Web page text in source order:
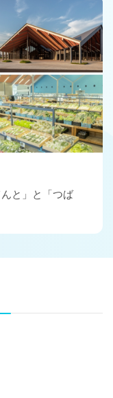
と」と「つば